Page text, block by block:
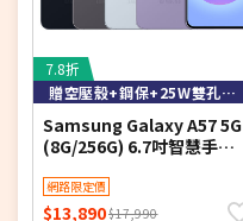
7.8折
贈空壓殼+鋼保+25W雙孔快充頭+掛繩+韓版包+支架+噴劑
Samsung Galaxy A57 5G
(8G/256G) 6.7吋智慧手機-
孔快充頭+掛繩+韓版包+指
環支架+噴劑
網路限定價
$13,890$17,990